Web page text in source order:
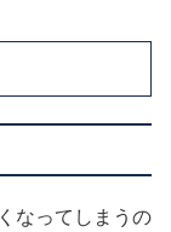
なってしまうの